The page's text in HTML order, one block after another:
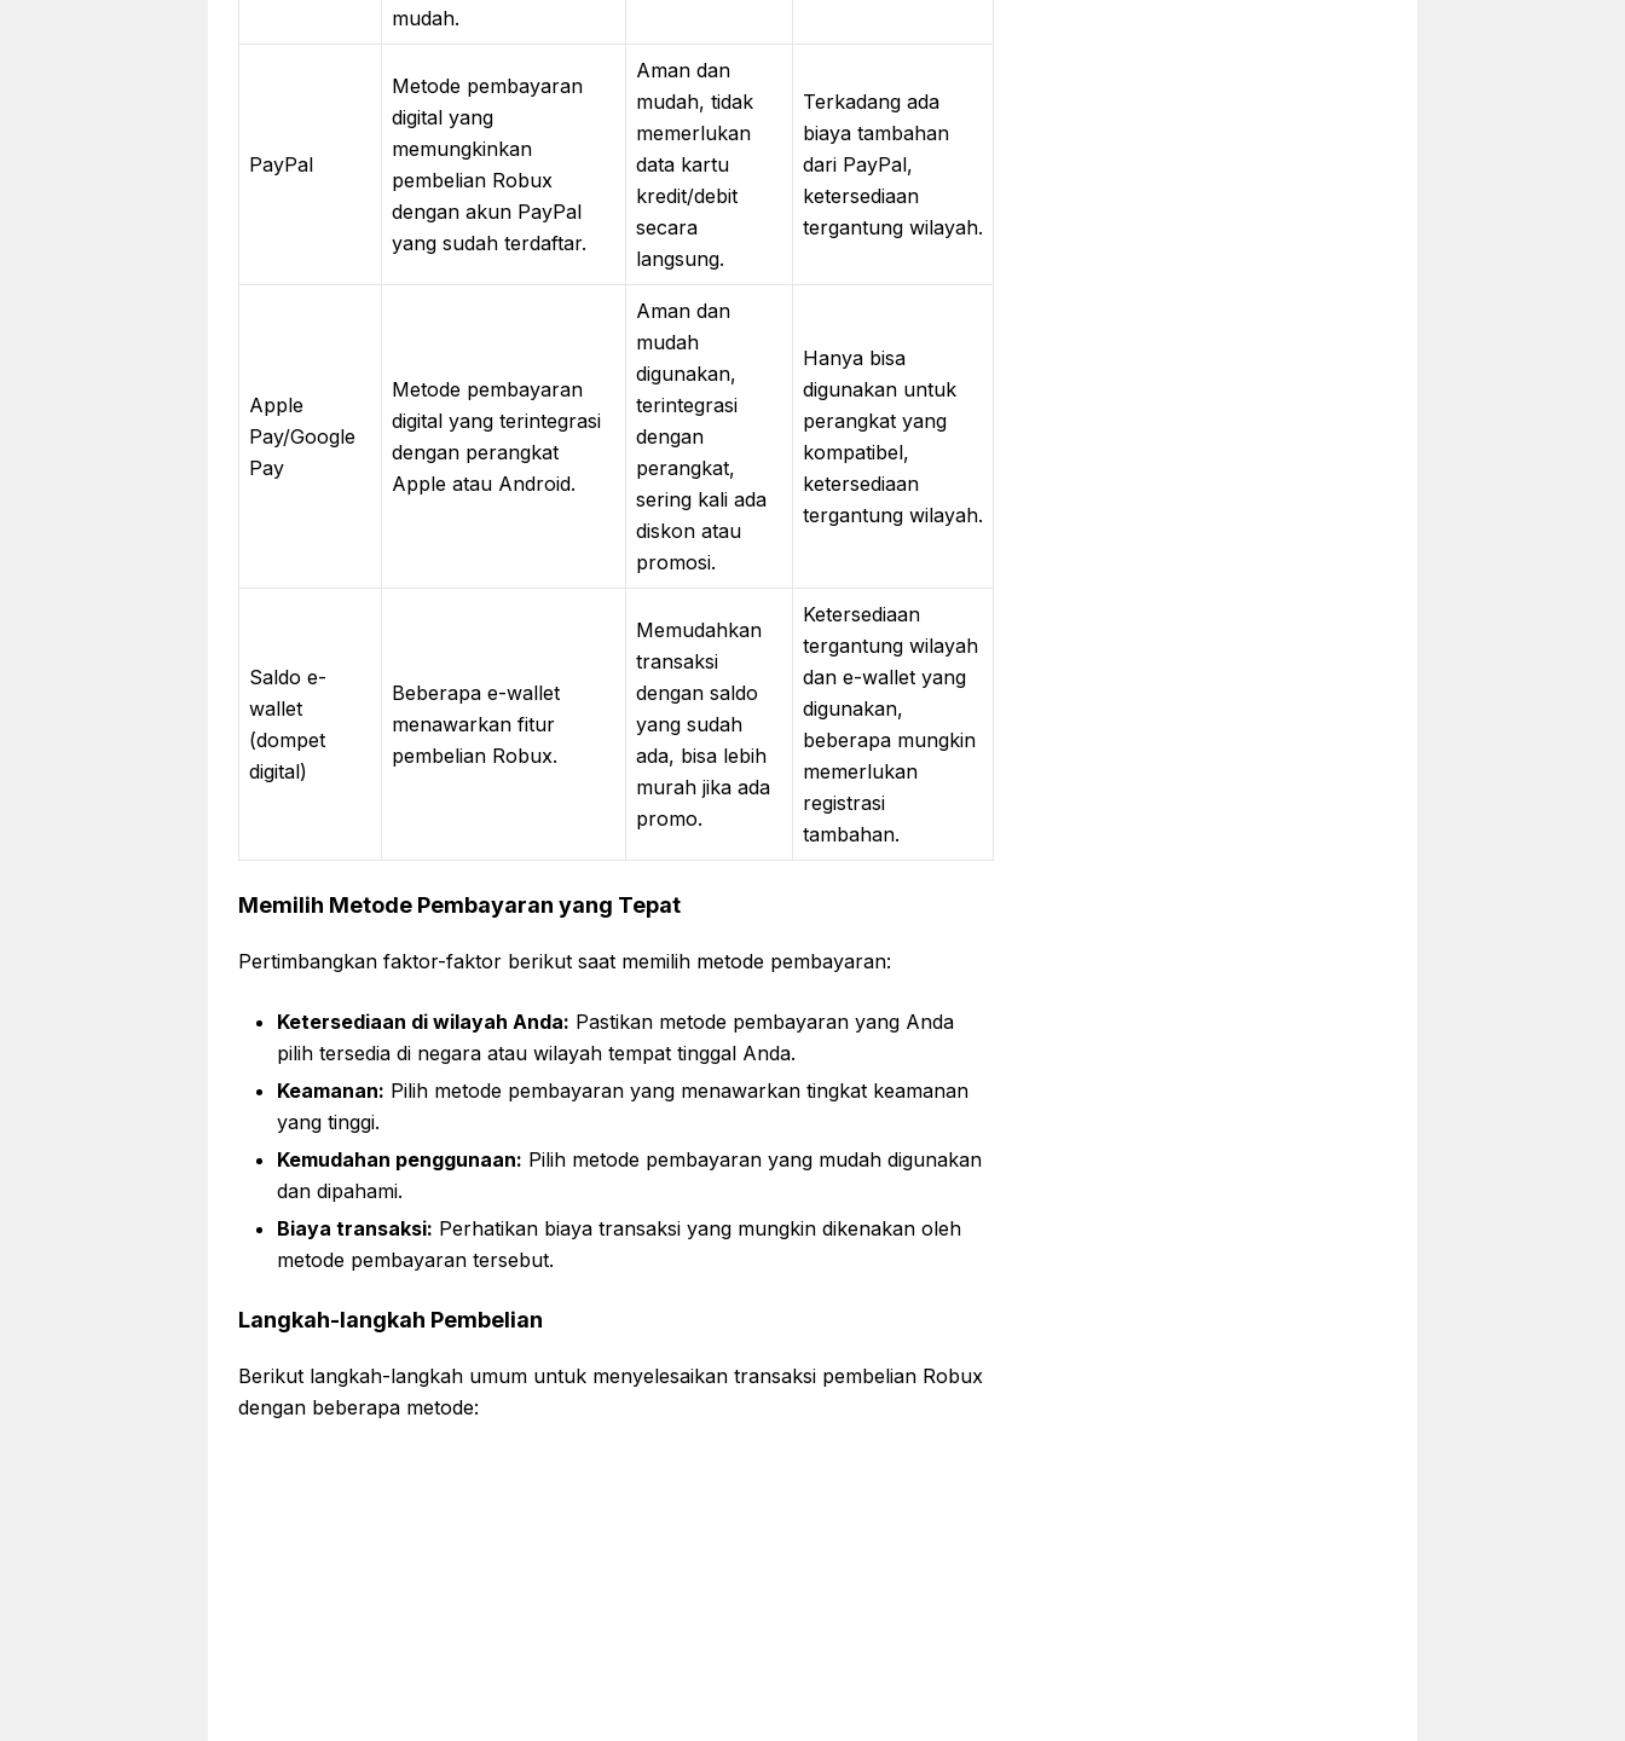
mudah.
PayPal
Metode pembayaran
digital yang
memungkinkan
pembelian Robux
dengan akun PayPal
yang sudah terdaftar.
Aman dan
mudah, tidak
memerlukan
data kartu
kredit/debit
secara
langsung.
Terkadang ada
biaya tambahan
dari PayPal,
ketersediaan
tergantung wilayah.
Apple
Pay/Google
Pay
Metode pembayaran
digital yang terintegrasi
dengan perangkat
Apple atau Android.
Aman dan
mudah
digunakan,
terintegrasi
dengan
perangkat,
sering kali ada
diskon atau
promosi.
Hanya bisa
digunakan untuk
perangkat yang
kompatibel,
ketersediaan
tergantung wilayah.
Saldo e-
wallet
(dompet
digital)
Beberapa e-wallet
menawarkan fitur
pembelian Robux.
Memudahkan
transaksi
dengan saldo
yang sudah
ada, bisa lebih
murah jika ada
promo.
Ketersediaan
tergantung wilayah
dan e-wallet yang
digunakan,
beberapa mungkin
memerlukan
registrasi
tambahan.
Memilih Metode Pembayaran yang Tepat
Pertimbangkan faktor-faktor berikut saat memilih metode pembayaran:
Ketersediaan di wilayah Anda: Pastikan metode pembayaran yang Anda
pilih tersedia di negara atau wilayah tempat tinggal Anda.
Keamanan: Pilih metode pembayaran yang menawarkan tingkat keamanan
yang tinggi.
Kemudahan penggunaan: Pilih metode pembayaran yang mudah digunakan
dan dipahami.
Biaya transaksi: Perhatikan biaya transaksi yang mungkin dikenakan oleh
metode pembayaran tersebut.
Langkah-langkah Pembelian
Berikut langkah-langkah umum untuk menyelesaikan transaksi pembelian Robux
dengan beberapa metode: